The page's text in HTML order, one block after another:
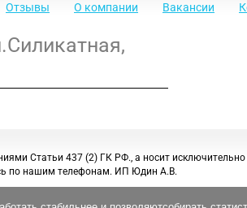
Отзывы О компании Вакансии
Статьи 437 (2) ГК РФ., а носит
по нашим телефонам. ИП Юдин А.В.